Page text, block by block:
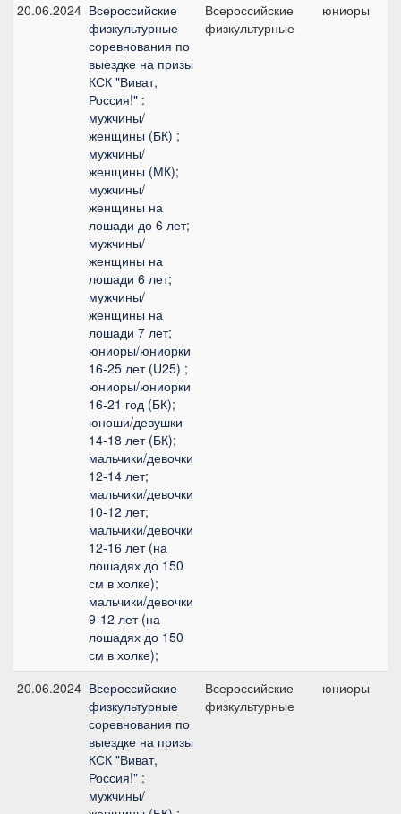
20.06.2024 Всероссийские
физкультурные
соревнования по
выездке на призы
КСК "Виват,
Россия!" :
мужчины/
женщины (БК) ;
мужчины/
женщины (МК);
мужчины/
женщины на
лошади до 6 лет;
мужчины/
женщины на
лошади 6 лет;
мужчины/
женщины на
лошади 7 лет;
юниоры/юниорки
16-25 лет (U25) ;
юниоры/юниорки
16-21 год (БК);
юноши/девушки
14-18 лет (БК);
мальчики/девочки
12-14 лет;
мальчики/девочки
10-12 лет;
мальчики/девочки
12-16 лет (на
лошадях до 150
см в холке);
мальчики/девочки
9-12 лет (на
лошадях до 150
см в холке);
Всероссийские
физкультурные
юниоры
20.06.2024 Всероссийские
физкультурные
соревнования по
выездке на призы
КСК "Виват,
Россия!" :
мужчины/
Всероссийские
физкультурные
юниоры